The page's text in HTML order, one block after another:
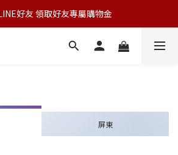
牌慶：5倍回饋祭｜全年最優惠！
好友 領取好友專屬購物金
牌慶：5倍回饋祭｜全年最優惠！
屏東